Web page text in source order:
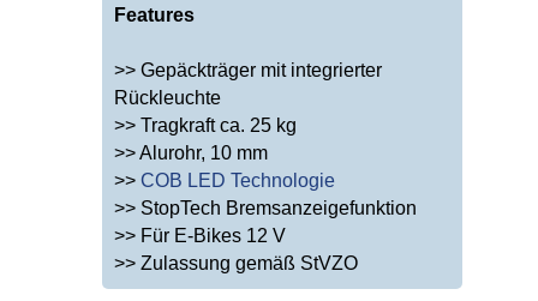
Features
>> Gepäckträger mit integrierter
Rückleuchte
>> Tragkraft ca. 25 kg
>> Alurohr, 10 mm
>> COB LED Technologie
>> StopTech Bremsanzeigefunktion
>> Für E-Bikes 12 V
>> Zulassung gemäß StVZO